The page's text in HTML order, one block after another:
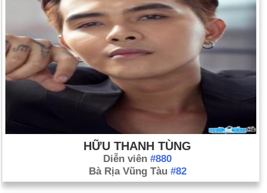
HỮU THANH TÙNG
Diễn viên #880
Bà Rịa Vũng Tàu #82